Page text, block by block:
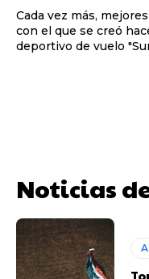
Cada vez más,
con el que se creó
deportivo de vuelo
Noticias